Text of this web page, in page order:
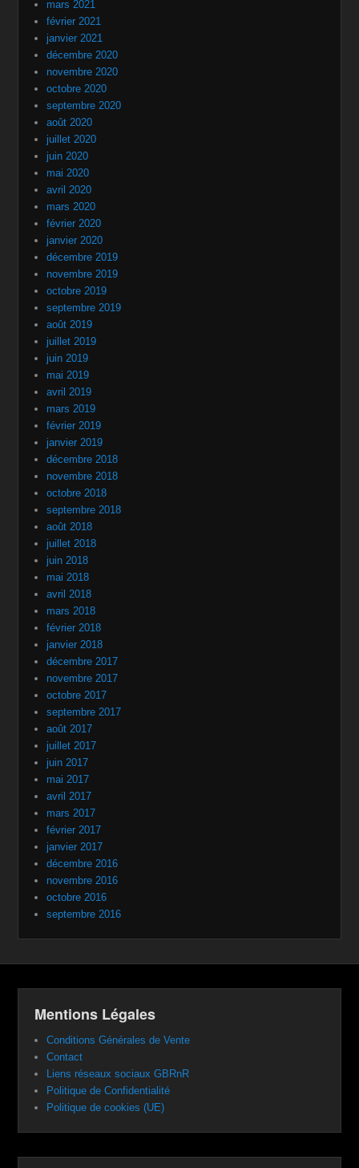
mars 2021
février 2021
janvier 2021
décembre 2020
novembre 2020
octobre 2020
septembre 2020
août 2020
juillet 2020
juin 2020
mai 2020
avril 2020
mars 2020
février 2020
janvier 2020
décembre 2019
novembre 2019
octobre 2019
septembre 2019
août 2019
juillet 2019
juin 2019
mai 2019
avril 2019
mars 2019
février 2019
janvier 2019
décembre 2018
novembre 2018
octobre 2018
septembre 2018
août 2018
juillet 2018
juin 2018
mai 2018
avril 2018
mars 2018
février 2018
janvier 2018
décembre 2017
novembre 2017
octobre 2017
septembre 2017
août 2017
juillet 2017
juin 2017
mai 2017
avril 2017
mars 2017
février 2017
janvier 2017
décembre 2016
novembre 2016
octobre 2016
septembre 2016
Mentions Légales
Conditions Générales de Vente
Contact
Liens réseaux sociaux GBRnR
Politique de Confidentialité
Politique de cookies (UE)